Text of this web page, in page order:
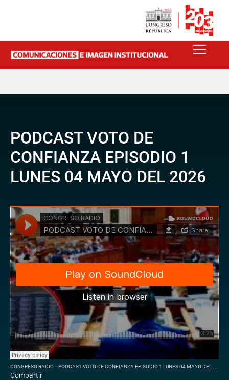
PODCAST VOTO DE
CONFIANZA EPISODIO 1
LUNES 04 MAYO DEL 2026
CONGRESO RADIO · PODCAST VOTO DE CONFIANZA EPISODIO 1 LUNES 04 MAYO DEL 2026
Compartir